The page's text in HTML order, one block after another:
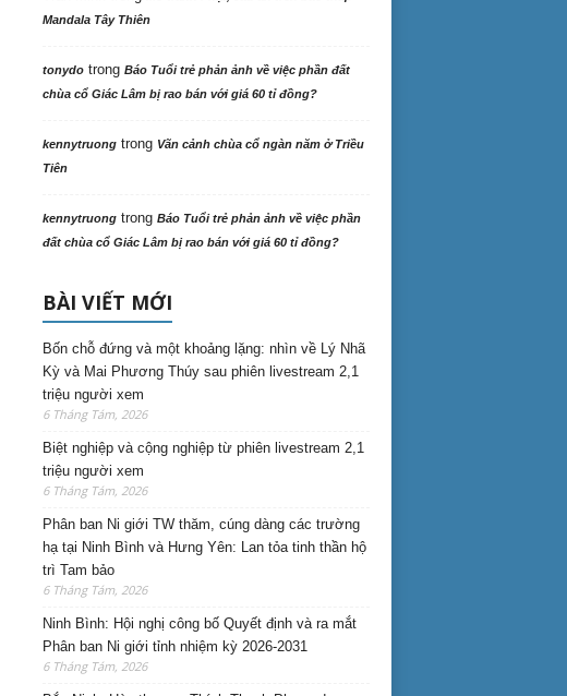
Mandala Tây Thiên
tonydotrong Báo Tuổi trẻ phản ảnh về việc phần đất
chùa cổ Giác Lâm bị rao bán với giá 60 tỉ đồng?
kennytruongtrong Vãn cảnh chùa cổ ngàn năm ở Triều
Tiên
kennytruongtrong Báo Tuổi trẻ phản ảnh về việc phần
đất chùa cổ Giác Lâm bị rao bán với giá 60 tỉ đồng?
BÀI VIẾT MỚI
Bốn chỗ đứng và một khoảng lặng: nhìn về Lý Nhã
Kỳ và Mai Phương Thúy sau phiên livestream 2,1
triệu người xem
6 Tháng Tám, 2026
Biệt nghiệp và cộng nghiệp từ phiên livestream 2,1
triệu người xem
6 Tháng Tám, 2026
Phân ban Ni giới TW thăm, cúng dàng các trường
hạ tại Ninh Bình và Hưng Yên: Lan tỏa tinh thần hộ
trì Tam bảo
6 Tháng Tám, 2026
Ninh Bình: Hội nghị công bố Quyết định và ra mắt
Phân ban Ni giới tỉnh nhiệm kỳ 2026-2031
6 Tháng Tám, 2026